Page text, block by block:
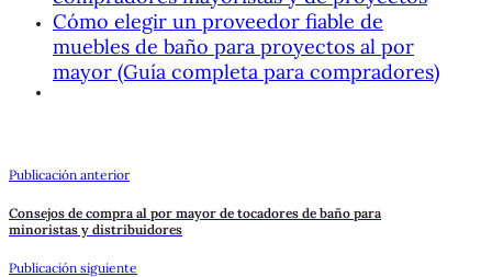
Cómo elegir un proveedor fiable de
muebles de baño para proyectos al por
mayor (Guía completa para compradores)
Publicación anterior
Consejos de compra al por mayor de tocadores de baño para
minoristas y distribuidores
Publicación siguiente